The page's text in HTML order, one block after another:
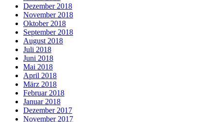
Dezember 2018
November 2018
Oktober 2018
September 2018
August 2018
Juli 2018
Juni 2018
Mai 2018
April 2018
März 2018
Februar 2018
Januar 2018
Dezember 2017
November 2017